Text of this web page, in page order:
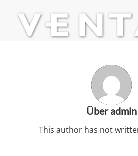
Überadmin
This author has not